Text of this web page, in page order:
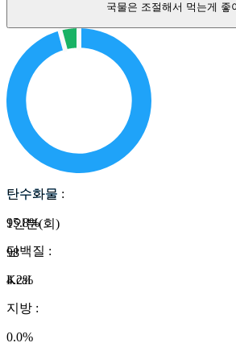
국물은 조절해서 먹는게 좋
탄수화물
1인분(회)
98
Kcal
탄수화물 :
95.8%
단백질 :
4.2%
지방 :
0.0%